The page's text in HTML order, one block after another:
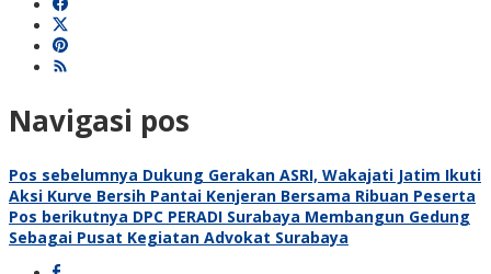
Navigasi pos
Pos sebelumnya Dukung Gerakan ASRI, Wakajati Jatim Ikuti
Aksi Kurve Bersih Pantai Kenjeran Bersama Ribuan Peserta
Pos berikutnya DPC PERADI Surabaya Membangun Gedung
Sebagai Pusat Kegiatan Advokat Surabaya